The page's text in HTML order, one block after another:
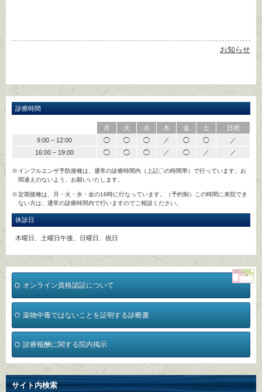
お知らせ
診療時間
月 火 水 木 金 土
日祝
9:00 − 12:00
◯ ◯ ◯ ／ ◯ ◯
／
16:00 − 19:00
◯ ◯ ◯ ／ ◯ ／ ／
インフルエンザ予防接種は、通常の診療時間内（上記〇の時間帯）で行っています。お
間違えのないよう、お願いいたします。
定期接種は、月・火・水・金の16時に行なっています。（予約制）この時間に来院でき
ない方は、通常の診療時間内で行いますのでご相談ください。
休診日
木曜日、土曜日午後、日曜日、祝日
オンライン資格認証について
薬物中毒ではないことを証明する診断書
診療報酬に関する院内掲示
サイト内検索